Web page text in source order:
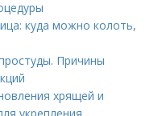
куда можно колоть,
Причины
хрящей и